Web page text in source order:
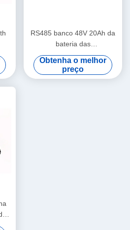
RS485 banco 48V 20Ah da
bateria das
telecomunicações de uma
comunicação LiFePO4 com
indicadores do diodo
Obtenha o melhor
preço